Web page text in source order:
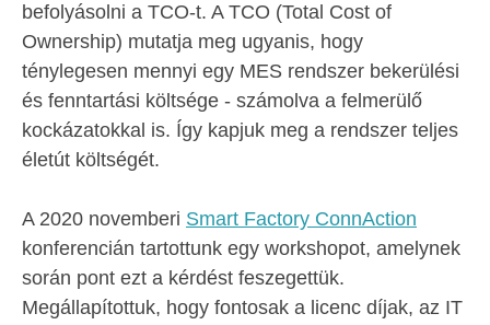
befolyásolni a TCO-t. A TCO (Total Cost of
Ownership) mutatja meg ugyanis, hogy
ténylegesen mennyi egy MES rendszer bekerülési
és fenntartási költsége - számolva a felmerülő
kockázatokkal is. Így kapjuk meg a rendszer teljes
életút költségét.
A 2020 novemberi Smart Factory ConnAction
konferencián tartottunk egy workshopot, amelynek
során pont ezt a kérdést feszegettük.
Megállapítottuk, hogy fontosak a licenc díjak, az IT